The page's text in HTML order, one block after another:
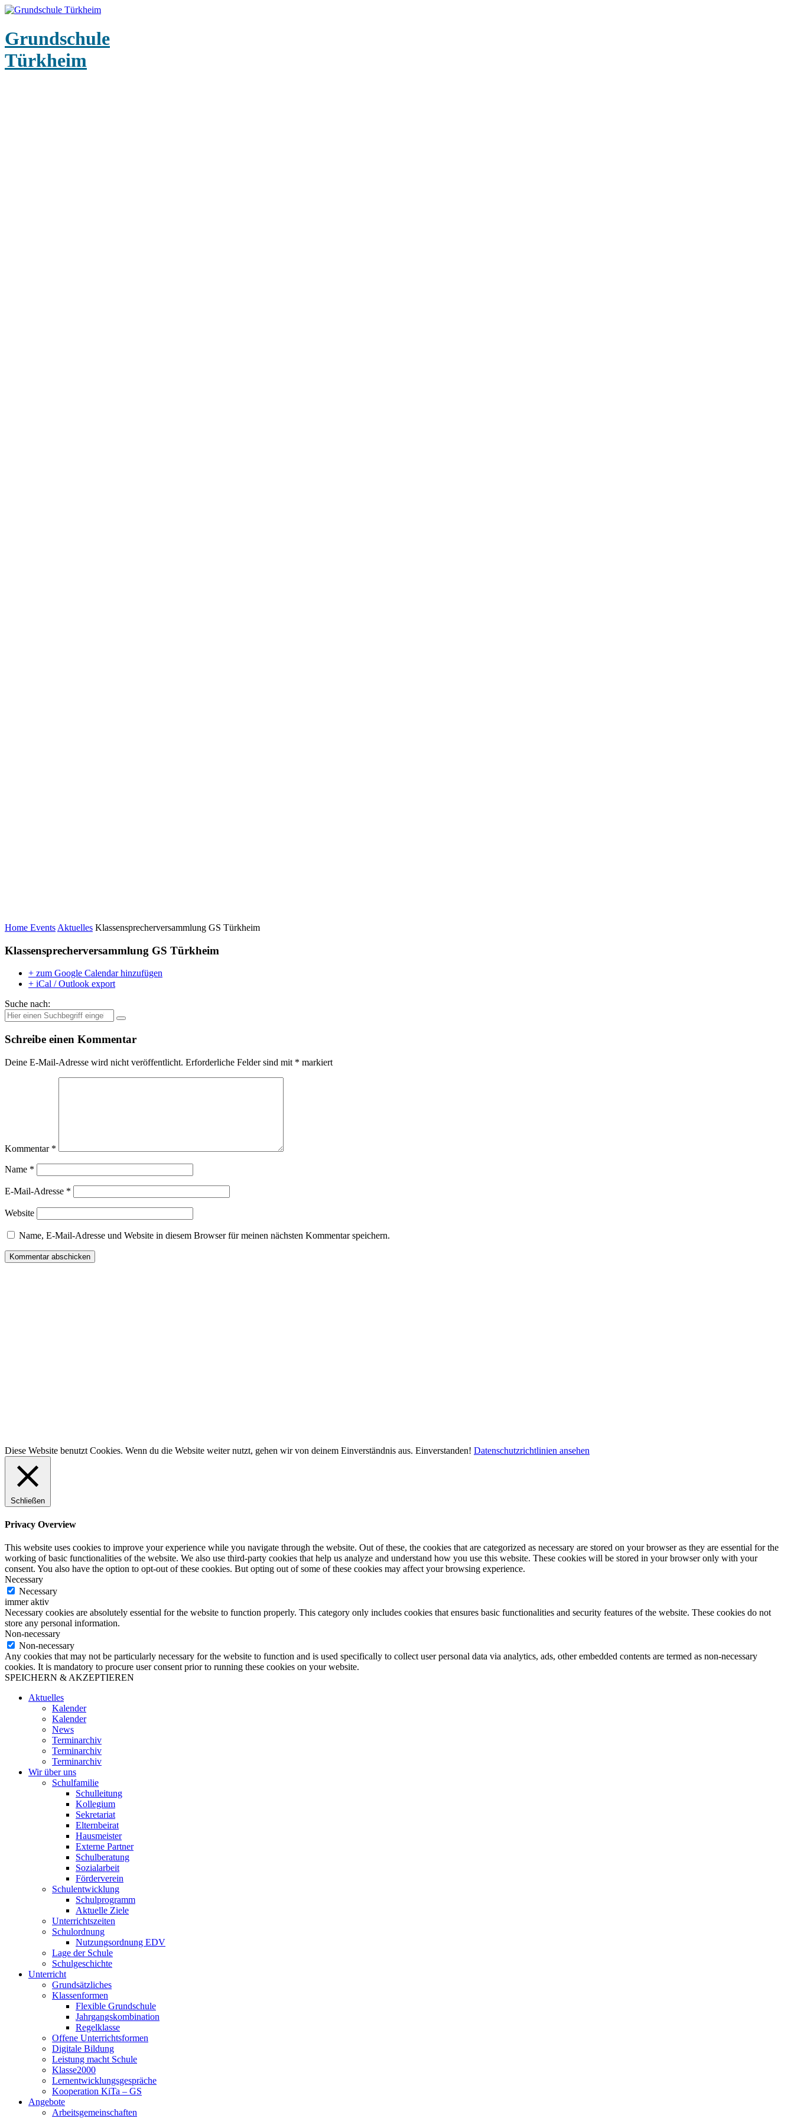
Grundschule
Türkheim
Home Events Aktuelles Klassensprecherversammlung GS Türkheim
Klassensprecherversammlung GS Türkheim
+ zum Google Calendar hinzufügen
+ iCal / Outlook export
Suche nach:
Schreibe einen Kommentar
Deine E-Mail-Adresse wird nicht veröffentlicht. Erforderliche Felder sind mit * markiert
Kommentar *
Name *
E-Mail-Adresse *
Website
Name, E-Mail-Adresse und Website in diesem Browser für meinen nächsten Kommentar speichern.
Diese Website benutzt Cookies. Wenn du die Website weiter nutzt, gehen wir von deinem Einverständnis aus. Einverstanden! Datenschutzrichtlinien ansehen
Schließen
Privacy Overview
This website uses cookies to improve your experience while you navigate through the website. Out of these, the cookies that are categorized as necessary are stored on your browser as they are essential for the
working of basic functionalities of the website. We also use third-party cookies that help us analyze and understand how you use this website. These cookies will be stored in your browser only with your
consent. You also have the option to opt-out of these cookies. But opting out of some of these cookies may affect your browsing experience.
Necessary
Necessary
immer aktiv
Necessary cookies are absolutely essential for the website to function properly. This category only includes cookies that ensures basic functionalities and security features of the website. These cookies do not
store any personal information.
Non-necessary
Non-necessary
Any cookies that may not be particularly necessary for the website to function and is used specifically to collect user personal data via analytics, ads, other embedded contents are termed as non-necessary
cookies. It is mandatory to procure user consent prior to running these cookies on your website.
SPEICHERN & AKZEPTIEREN
Aktuelles
Kalender
Kalender
News
Terminarchiv
Terminarchiv
Terminarchiv
Wir über uns
Schulfamilie
Schulleitung
Kollegium
Sekretariat
Elternbeirat
Hausmeister
Externe Partner
Schulberatung
Sozialarbeit
Förderverein
Schulentwicklung
Schulprogramm
Aktuelle Ziele
Unterrichtszeiten
Schulordnung
Nutzungsordnung EDV
Lage der Schule
Schulgeschichte
Unterricht
Grundsätzliches
Klassenformen
Flexible Grundschule
Jahrgangskombination
Regelklasse
Offene Unterrichtsformen
Digitale Bildung
Leistung macht Schule
Klasse2000
Lernentwicklungsgespräche
Kooperation KiTa – GS
Angebote
Arbeitsgemeinschaften